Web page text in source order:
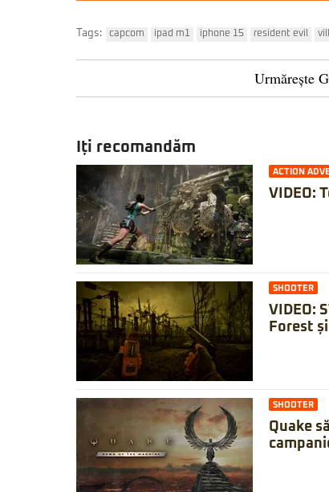
Tags: capcom ipad m1 iphone 15 resident evil
Urmărește
Iți recomandăm
ACTION
VIDEO:
SHOOTER
VIDEO:
Forest
SHOOTER
Quake